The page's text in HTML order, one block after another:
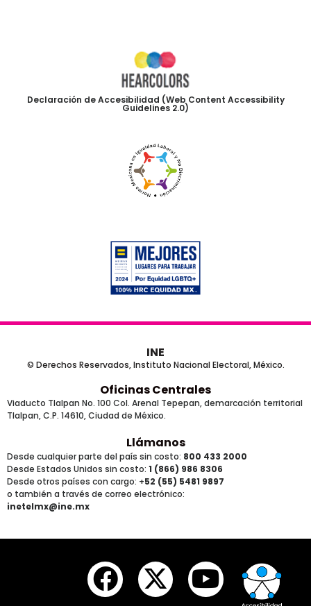
Declaración de Accesibilidad (Web Content Accessibility
Guidelines 2.0)
INE
© Derechos Reservados, Instituto Nacional Electoral, México.
Oficinas Centrales
Viaducto Tlalpan No. 100 Col. Arenal Tepepan, demarcación territorial
Tlalpan, C.P. 14610, Ciudad de México.
Llámanos
Desde cualquier parte del país sin costo: 800 433 2000
Desde Estados Unidos sin costo: 1 (866) 986 8306
Desde otros países con cargo: +52 (55) 5481 9897
o también a través de correo electrónico:
inetelmx@ine.mx